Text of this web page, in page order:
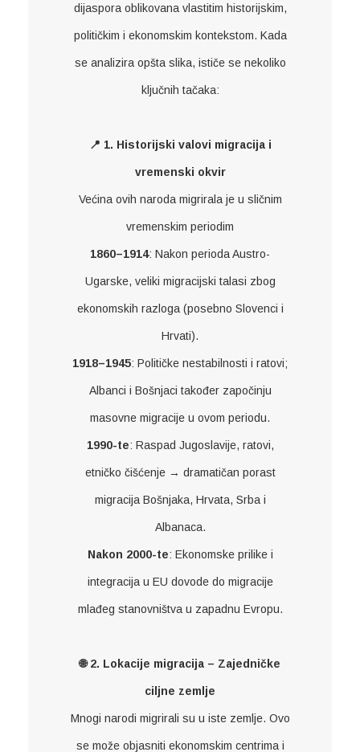
dijaspora oblikovana vlastitim historijskim,
političkim i ekonomskim kontekstom. Kada
se analizira opšta slika, ističe se nekoliko
ključnih tačaka:
📍 1. Historijski valovi migracija i
vremenski okvir
Većina ovih naroda migrirala je u sličnim
vremenskim periodim
1860–1914: Nakon perioda Austro-
Ugarske, veliki migracijski talasi zbog
ekonomskih razloga (posebno Slovenci i
Hrvati).
1918–1945: Političke nestabilnosti i ratovi;
Albanci i Bošnjaci također započinju
masovne migracije u ovom periodu.
1990-te: Raspad Jugoslavije, ratovi,
etničko čišćenje → dramatičan porast
migracija Bošnjaka, Hrvata, Srba i
Albanaca.
Nakon 2000-te: Ekonomske prilike i
integracija u EU dovode do migracije
mlađeg stanovništva u zapadnu Evropu.
🌐 2. Lokacije migracija – Zajedničke
ciljne zemlje
Mnogi narodi migrirali su u iste zemlje. Ovo
se može objasniti ekonomskim centrima i